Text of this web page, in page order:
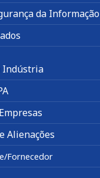
da Informação
Indústria
Alienações
Fornecedor